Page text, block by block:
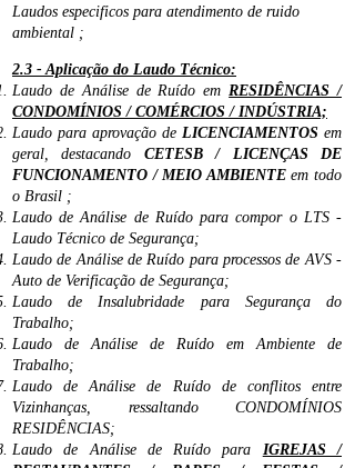
Laudos especificos para atendimento de ruido
ambiental ;
2.3 - Aplicação do Laudo Técnico:
Laudo de Análise de Ruído emRESIDÊNCIAS /
CONDOMÍNIOS / COMÉRCIOS / INDÚSTRIA;
Laudo para aprovação de LICENCIAMENTOS em
geral, destacando CETESB / LICENÇAS DE
FUNCIONAMENTO / MEIO AMBIENTEem todo
o Brasil ;
Laudo de Análise de Ruído para compor o LTS -
Laudo Técnico de Segurança;
Laudo de Análise de Ruído para processos de AVS -
Auto de Verificação de Segurança;
Laudo de Insalubridade para Segurança do
Trabalho;
Laudo de Análise de Ruído em Ambiente de
Trabalho;
Laudo de Análise de Ruído de conflitos entre
Vizinhanças, ressaltando CONDOMÍNIOS
RESIDÊNCIAS;
Laudo de Análise de Ruído para IGREJAS /